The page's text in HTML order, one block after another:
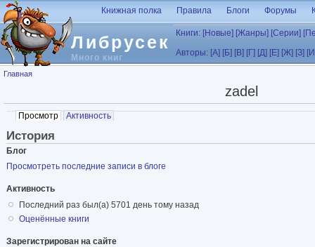
Перейти к основному содержанию
Либрусек
Много книг
Книжная полка Правила Блоги Форумы
Книги: [Новые] [Жанры] [Серии]
Авторы: [А] [Б] [В] [Г] [Д] [Е] [Ж] [З]
Вы здесь
Главная
zadel
Главные вкладки
Просмотр (активная вкладка)
Активность
История
Блог
Просмотреть последние записи в блоге
Активность
Последний раз был(а) 5701 день тому назад
Оценённые книги
Зарегистрирован на сайте